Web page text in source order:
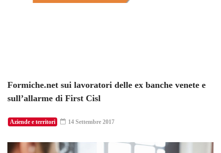
Formiche.net sui lavoratori delle ex banche venete e
sull’allarme di First Cisl
Aziende e territori 14 Settembre 2017